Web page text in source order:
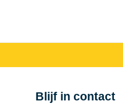
Blijf in contact